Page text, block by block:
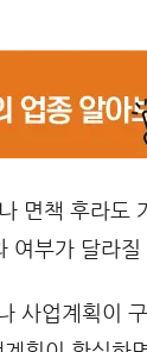
면책 후라도
여부가 달라질
사업계획이